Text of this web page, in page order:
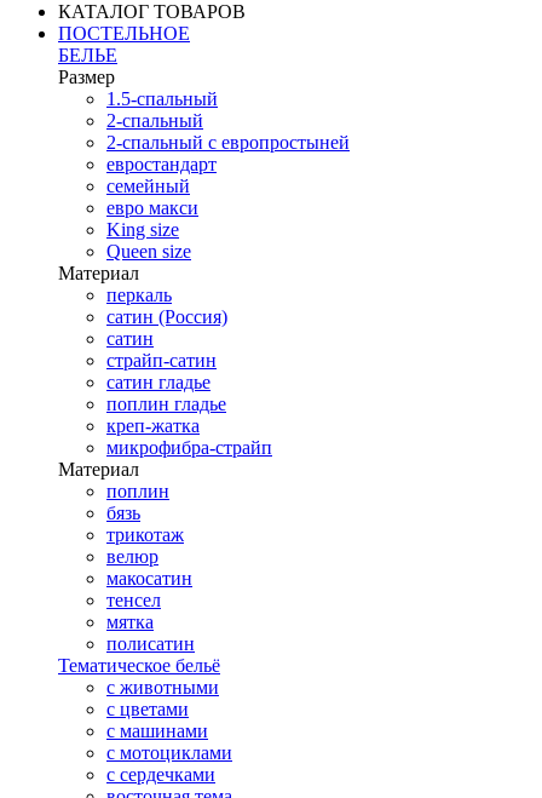
КАТАЛОГ ТОВАРОВ
ПОСТЕЛЬНОЕ
БЕЛЬЕ
Размер
1.5-спальный
2-спальный
2-спальный с европростыней
евростандарт
семейный
евро макси
King size
Queen size
Материал
перкаль
сатин (Россия)
сатин
страйп-сатин
сатин гладье
поплин гладье
креп-жатка
микрофибра-страйп
Материал
поплин
бязь
трикотаж
велюр
макосатин
тенсел
мятка
полисатин
Тематическое бельё
с животными
с цветами
с машинами
с мотоциклами
с сердечками